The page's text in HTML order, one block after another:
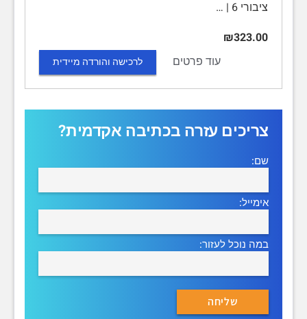
ציבורי 6 | …
₪323.00
עוד פרטים
לרכישה והורדה מיידית
צריכים עזרה בכתיבה אקדמית?
שם:
אימייל:
במה נוכל לעזור: